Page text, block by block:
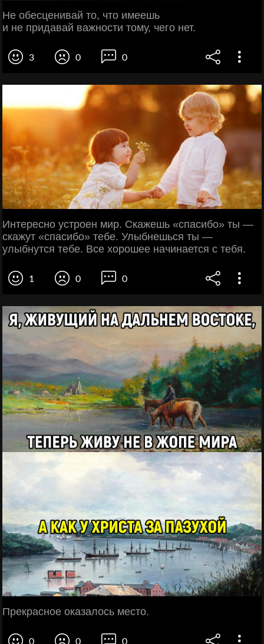
Не обесценивай то, что имеешь
и не придавай важности тому, чего нет.
3 0 0
Интересно устроен мир. Скажешь «спасибо» ты —
скажут «спасибо» тебе. Улыбнешься ты —
улыбнутся тебе. Все хорошее начинается с тебя.
1 0 0
Прекрасное оказалось место.
0 0 0